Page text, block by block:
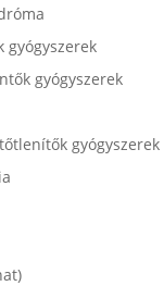
gyógyszerek
gyógyszerek
gyógyszerek